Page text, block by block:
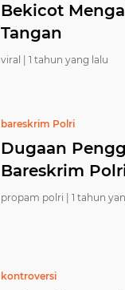
Bekicot
Tangan
viral | 1 tahun yang lalu
bareskrim Polri
Dugaan
Bareskrim
propam polri | 1 tahun
kontroversi